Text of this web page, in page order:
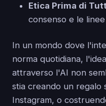
Etica Prima di
consenso e le
In un mondo dove
norma quotidiana,
attraverso l'AI non
stia creando un regalo
Instagram, o